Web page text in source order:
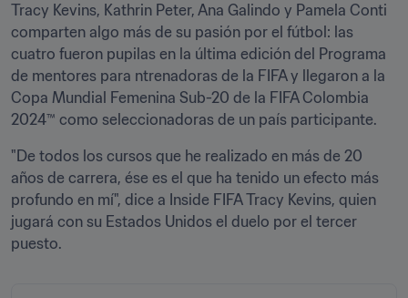
Tracy Kevins, Kathrin Peter, Ana Galindo y Pamela Conti
comparten algo más de su pasión por el fútbol: las
cuatro fueron pupilas en la última edición del Programa
de mentores para ntrenadoras de la FIFA y llegaron a la
Copa Mundial Femenina Sub-20 de la FIFA Colombia
2024™ como seleccionadoras de un país participante.
"De todos los cursos que he realizado en más de 20
años de carrera, ése es el que ha tenido un efecto más
profundo en mí", dice a Inside FIFA Tracy Kevins, quien
jugará con su Estados Unidos el duelo por el tercer
puesto.